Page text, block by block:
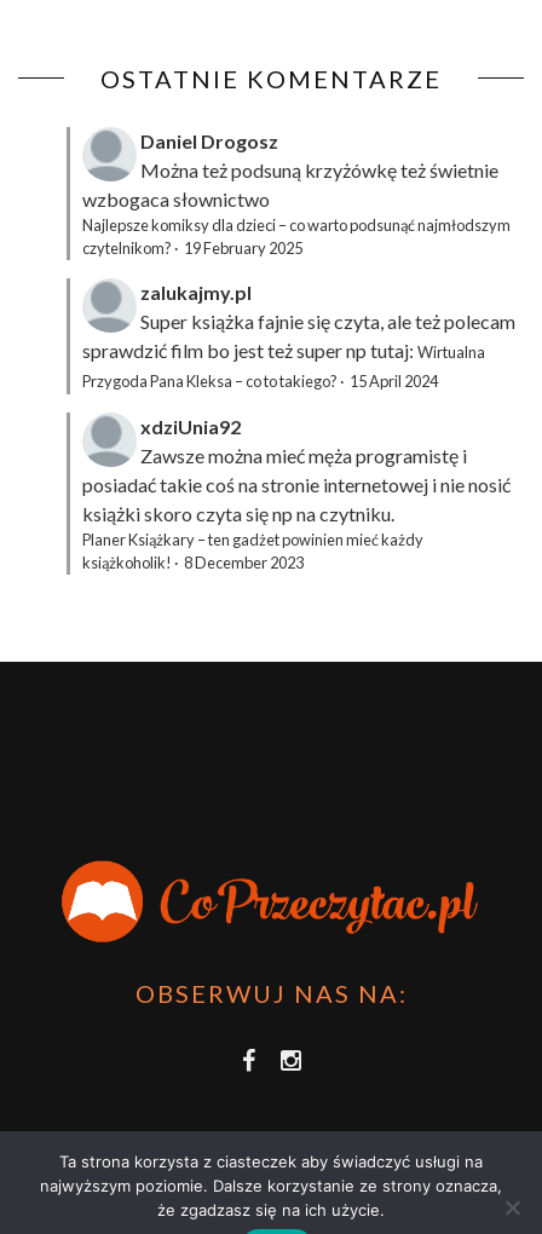
OSTATNIE KOMENTARZE
Daniel Drogosz
Można też podsuną krzyżówkęteż świetnie
wzbogaca słownictwo
Najlepsze komiksy dla dzieci – co warto podsunąć najmłodszym
czytelnikom? · 19 February 2025
zalukajmy.pl
Super książka fajnie się czyta, ale też polecam
sprawdzić film bo jest też super np tutaj: Wirtualna
Przygoda Pana Kleksa – co to takiego? · 15 April 2024
xdziUnia92
Zawsze można mieć męża programistę i
posiadać takie coś na stronie internetowej i nie nosić
książki skoro czyta się np na czytniku.
Planer Książkary – ten gadżet powinien mieć każdy
książkoholik! · 8 December 2023
OBSERWUJ NAS NA:
COPRZECZYTAĆ.PL 2021 | STRONA WYKORZYSTUJE PLIKI COOKIES |
Ta strona korzysta z ciasteczek aby świadczyć usługi na
najwyższym poziomie. Dalsze korzystanie ze strony oznacza,
że zgadzasz się na ich użycie.